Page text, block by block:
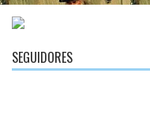
SEGUIDORES